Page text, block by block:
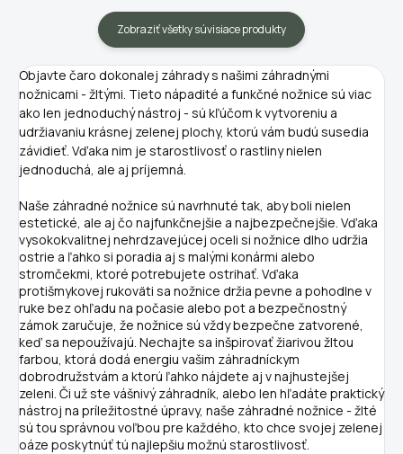
Zobraziť všetky súvisiace produkty
Objavte čaro dokonalej záhrady s našimi záhradnými
nožnicami - žltými. Tieto nápadité a funkčné nožnice sú viac
ako len jednoduchý nástroj - sú kľúčom k vytvoreniu a
udržiavaniu krásnej zelenej plochy, ktorú vám budú susedia
závidieť. Vďaka nim je starostlivosť o rastliny nielen
jednoduchá, ale aj príjemná.
Naše záhradné nožnice sú navrhnuté tak, aby boli nielen
estetické, ale aj čo najfunkčnejšie a najbezpečnejšie. Vďaka
vysokokvalitnej nehrdzavejúcej oceli si nožnice dlho udržia
ostrie a ľahko si poradia aj s malými konármi alebo
stromčekmi, ktoré potrebujete ostrihať. Vďaka
protišmykovej rukoväti sa nožnice držia pevne a pohodlne v
ruke bez ohľadu na počasie alebo pot a bezpečnostný
zámok zaručuje, že nožnice sú vždy bezpečne zatvorené,
keď sa nepoužívajú. Nechajte sa inšpirovať žiarivou žltou
farbou, ktorá dodá energiu vašim záhradníckym
dobrodružstvám a ktorú ľahko nájdete aj v najhustejšej
zeleni. Či už ste vášnivý záhradník, alebo len hľadáte praktický
nástroj na príležitostné úpravy, naše záhradné nožnice - žlté
sú tou správnou voľbou pre každého, kto chce svojej zelenej
oáze poskytnúť tú najlepšiu možnú starostlivosť.